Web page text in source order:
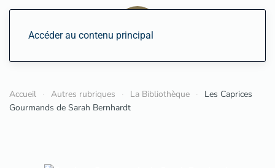
Accéder au contenu principal
Accueil Autres rubriques La Bibliothèque
Les Caprices
Gourmands de Sarah Bernhardt